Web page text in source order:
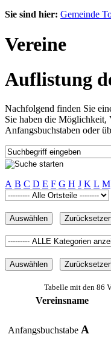
Sie sind hier: Gemeinde
Vereine
Auflistung
Nachfolgend finden Sie
Sie haben die Möglichkeit,
Anfangsbuchstaben oder
A B C D E F G H J K L M
Tabelle mit den 86
Vereinsname
Anfangsbuchstabe A